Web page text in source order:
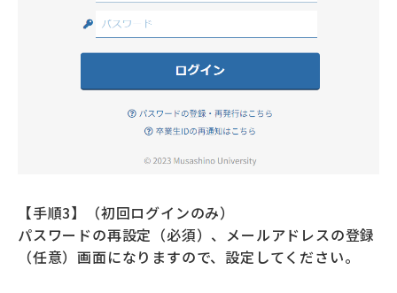
【手順3】（初回ログインのみ）
パスワードの再設定（必須）、メールアドレスの登録
（任意）画面になりますので、設定してください。